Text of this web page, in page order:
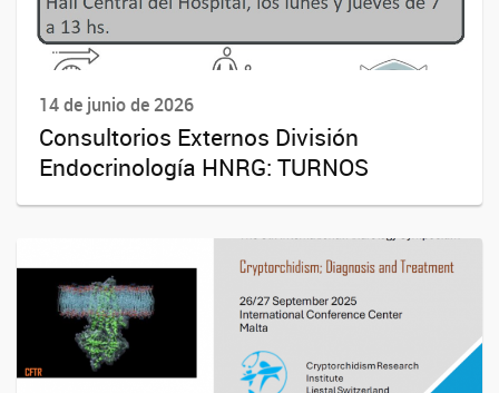
14 de junio de 2026
Consultorios Externos División
Endocrinología HNRG: TURNOS